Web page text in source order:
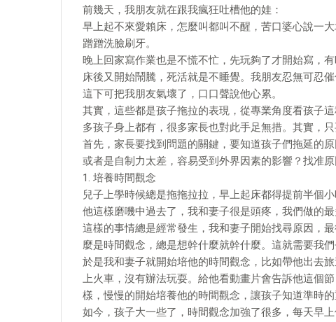
前幾天，我朋友就在跟我瘋狂吐槽他的娃：
早上起不來愛賴床，怎麼叫都叫不醒，苦口婆心說一
蹭蹭洗臉刷牙。
晚上回家寫作業也是不慌不忙，先玩夠了才開始寫，
床後又開始鬧騰，死活就是不睡覺。我朋友忍無可忍
這下可把我朋友氣壞了，口口聲說他心累。
其實，這些都是孩子拖拉的表現，從專業角度看孩子
多孩子身上都有，很多家長也對此手足無措。其實，
首先，家長要找到問題的關鍵，要知道孩子們拖延的
或者是自制力太差，容易受到外界因素的影響？找准原
1. 培養時間觀念
兒子上學時候總是拖拖拉拉，早上起床都得提前半個
他這樣磨嘰中過去了，我和妻子很是頭疼，我們做的
這樣的事情總是經常發生，我和妻子開始找尋原因，
麼是時間觀念，總是想幹什麼就幹什麼。這就需要我
於是我和妻子就開始培他的時間觀念，比如帶他出去
上火車，沒有辦法玩耍。給他看動畫片會告訴他這個
樣，慢慢的開始培養他的時間觀念，讓孩子知道準時的
如今，孩子大一些了，時間觀念加強了很多，每天早